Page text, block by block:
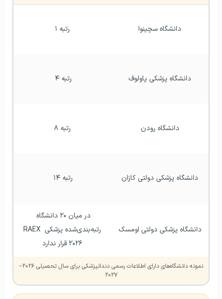
دانشگاه سچینوا رتبه ۱
دانشگاه پزشکی پاولوف رتبه ۴
دانشگاه رودن رتبه ۸
دانشگاه پزشکی دولتی کازان رتبه ۱۴
دانشگاه پزشکی دولتی اومسک
رتبه‌بندی‌شده پزشکی RAEX
۲۰۲۶ قرار ندارد
نمونه دانشگاه‌های دارای اطلاعات رسمی دندانپزشکی برای سال تحصیلی ۲۰۲۶–
۲۰۲۷